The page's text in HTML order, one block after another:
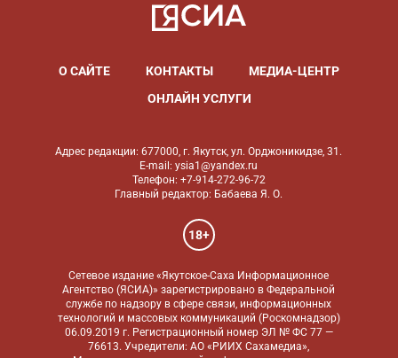
О САЙТЕ КОНТАКТЫ
МЕДИА-ЦЕНТР
ОНЛАЙН УСЛУГИ
Адрес редакции: 677000, г. Якутск, ул. Орджоникидзе, 31.
E-mail: ysia1@yandex.ru
Телефон: +7-914-272-96-72
Главный редактор: Бабаева Я. О.
18+
Сетевое издание «Якутское-Саха Информационное
Агентство (ЯСИА)» зарегистрировано в Федеральной
службе по надзору в сфере связи, информационных
технологий и массовых коммуникаций (Роскомнадзор)
06.09.2019 г. Регистрационный номер ЭЛ № ФС 77 —
76613. Учредители: АО «РИИХ Сахамедиа»,